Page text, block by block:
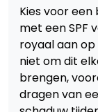
Kies voor
met een SPF
royaal aan
niet om dit
brengen,
dragen van